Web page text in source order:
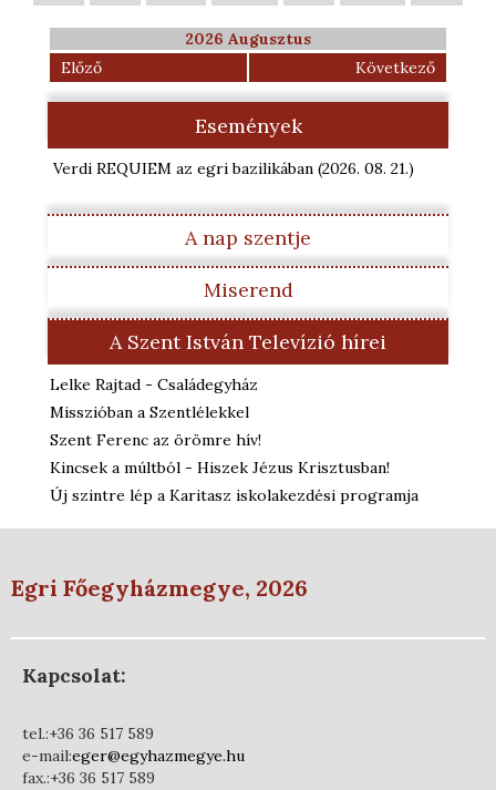
2026 Augusztus
Előző
Következő
Események
Verdi REQUIEM az egri bazilikában (2026. 08. 21.)
A nap szentje
Miserend
A Szent István Televízió hírei
Lelke Rajtad - Családegyház
Misszióban a Szentlélekkel
Szent Ferenc az örömre hív!
Kincsek a múltból - Hiszek Jézus Krisztusban!
Új szintre lép a Karitasz iskolakezdési programja
Egri Főegyházmegye, 2026
Kapcsolat:
tel.:+36 36 517 589
e-mail:eger@egyhazmegye.hu
fax.:+36 36 517 589